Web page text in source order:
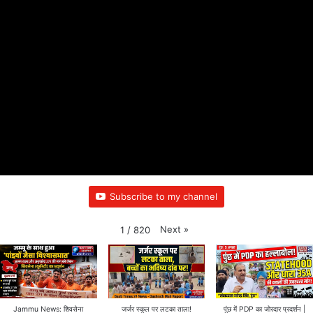
Subscribe to my channel
1 / 820 Next »
Jammu News: शिवसेना जर्जर स्कूल पर लटका ताला! पुंछ में PDP का जोरदार प्रदर्शन |